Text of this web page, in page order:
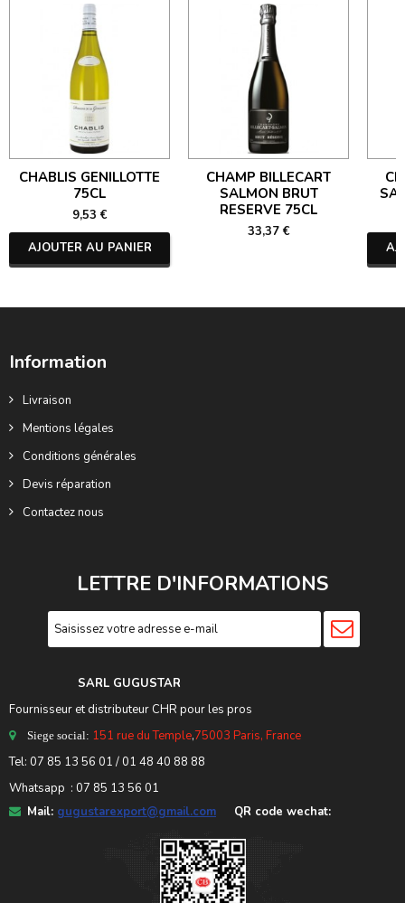
CHABLIS GENILLOTTE
75CL
9,53 €
AJOUTER AU PANIER
CHAMP BILLECART
SALMON BRUT
RESERVE 75CL
33,37 €
Information
Livraison
Mentions légales
Conditions générales
Devis réparation
Contactez nous
LETTRE D'INFORMATIONS
SARL GUGUSTAR
Fournisseur et distributeur CHR pour les pros
Siege social: 151 rue du Temple,75003 Paris, France
Tel: 07 85 13 56 01 / 01 48 40 88 88
Whatsapp : 07 85 13 56 01
Mail: gugustarexport@gmail.com QR code wechat: